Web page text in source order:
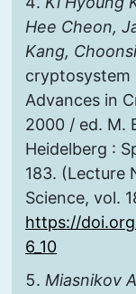
Hee Cheon,
Kang,
cryptosystem
Advances in
2000 / ed. M.
Heidelberg :
183. (Lecture
Science, vol.
https://
6_10
Miasnikov